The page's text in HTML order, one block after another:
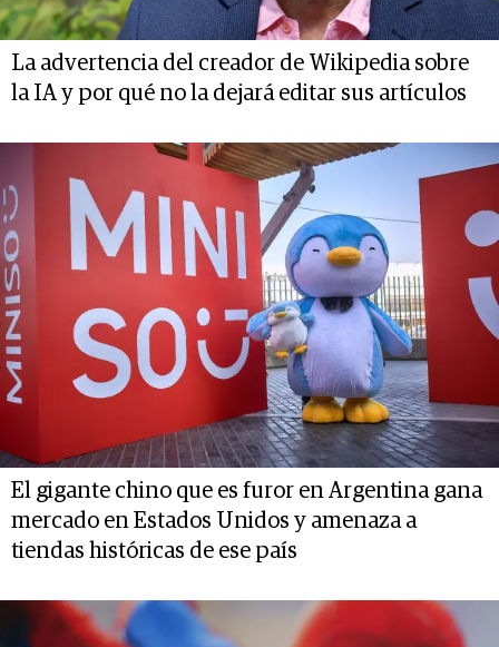
La advertencia del creador de Wikipedia sobre
la IA y por qué no la dejará editar sus artículos
El gigante chino que es furor en Argentina gana
mercado en Estados Unidos y amenaza a
tiendas históricas de ese país